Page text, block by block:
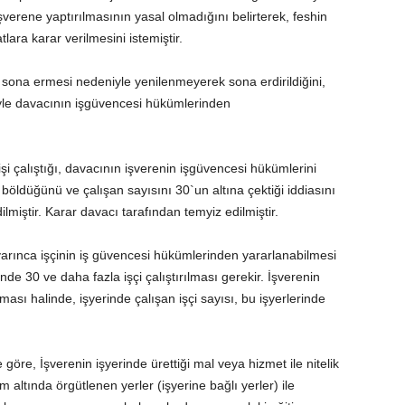
yaptırılmasının yasal olmadığını belirterek, feshin
karar verilmesini istemiştir.
ermesi nedeniyle yenilenmeyerek sona erdirildiğini,
davacının işgüvencesi hükümlerinden
davacının işverenin işgüvencesi hükümlerini
ve çalışan sayısını 30`un altına çektiği iddiasını
Karar davacı tarafından temyiz edilmiştir.
işçinin iş güvencesi hükümlerinden yararlanabilmesi
30 ve daha fazla işçi çalıştırılması gerekir. İşverenin
halinde, işyerinde çalışan işçi sayısı, bu işyerlerinde
göre, İşverenin işyerinde ürettiği mal veya hizmet ile nitelik
altında örgütlenen yerler (işyerine bağlı yerler) ile